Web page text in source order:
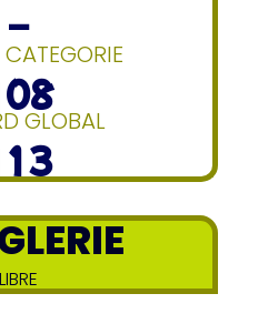
–
GLOBAL
LIBRE